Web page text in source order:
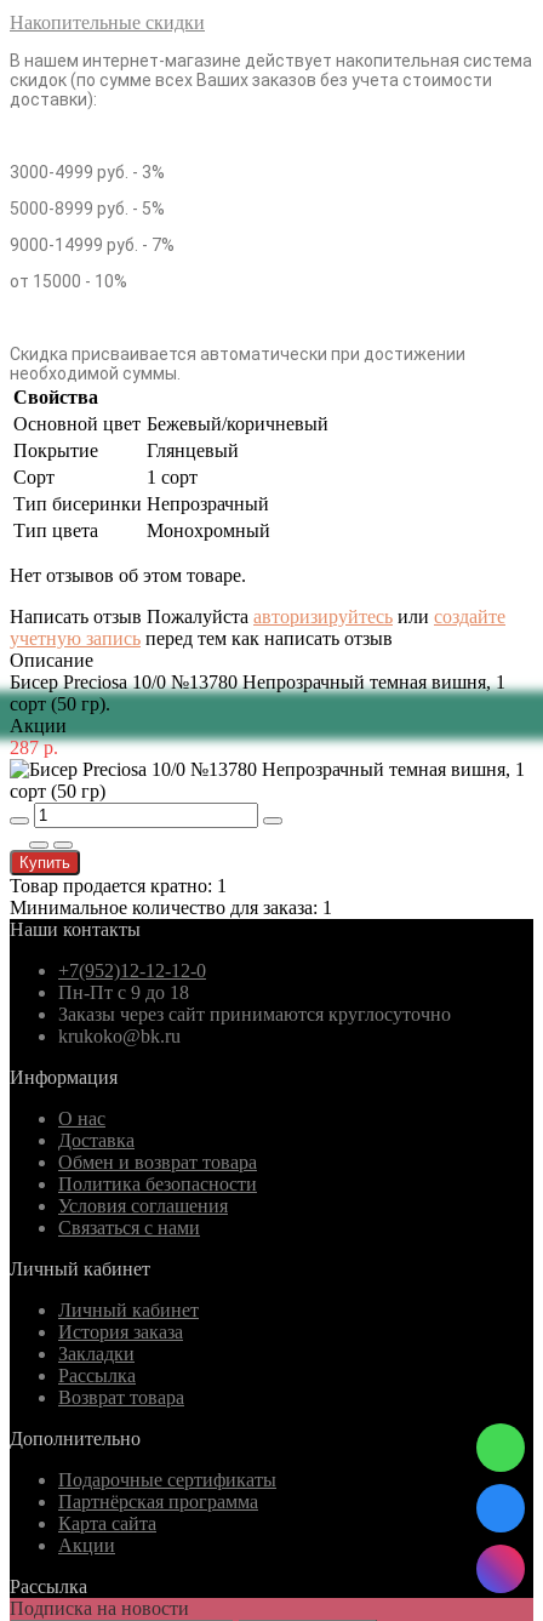
Накопительные скидки
В нашем интернет-магазине действует накопительная система
скидок (по сумме всех Ваших заказов без учета стоимости
доставки):
3000-4999 руб. - 3%
5000-8999 руб. - 5%
9000-14999 руб. - 7%
от 15000 - 10%
Скидка присваивается автоматически при достижении
необходимой суммы.
Свойства
Основной цвет Бежевый/коричневый
Покрытие
Глянцевый
Сорт
1 сорт
Тип бисеринки Непрозрачный
Тип цвета
Монохромный
Нет отзывов об этом товаре.
Написать отзыв Пожалуйста авторизируйтесь или создайте
учетную запись перед тем как написать отзыв
Описание
Бисер Preciosa 10/0 №13780 Непрозрачный темная вишня, 1
сорт (50 гр).
Акции
287 р.
Купить
Товар продается кратно: 1
Минимальное количество для заказа: 1
Наши контакты
+7(952)12-12-12-0
Пн-Пт с 9 до 18
Заказы через сайт принимаются круглосуточно
krukoko@bk.ru
Информация
О нас
Доставка
Обмен и возврат товара
Политика безопасности
Условия соглашения
Связаться с нами
Личный кабинет
Личный кабинет
История заказа
Закладки
Рассылка
Возврат товара
Дополнительно
Подарочные сертификаты
Партнёрская программа
Карта сайта
Акции
Рассылка
Подписка на новости